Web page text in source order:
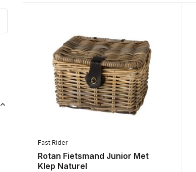
Fast Rider
Rotan Fietsmand Junior Met
Klep Naturel